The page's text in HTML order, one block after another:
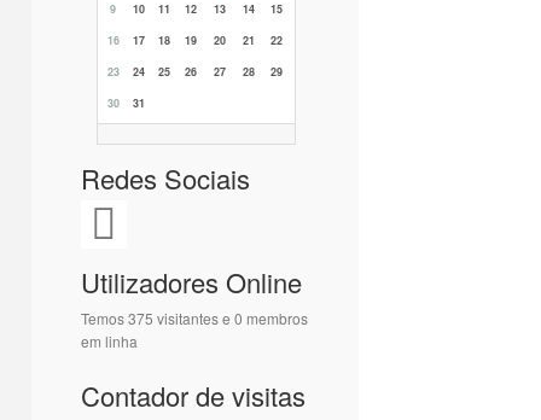
9
10 11 12 13 14
15
16
17 18 19 20 21
22
23
24 25 26 27 28
29
30
31
Redes Sociais
Utilizadores Online
Temos 375 visitantes e 0 membros
em linha
Contador de visitas